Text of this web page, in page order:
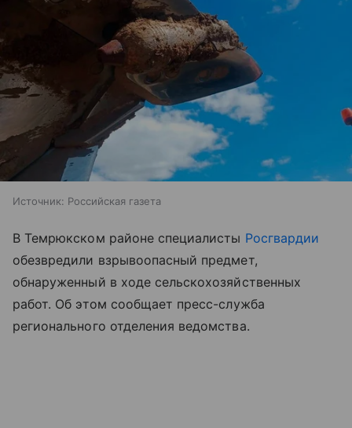
Источник: Российская газета
В Темрюкском районе специалисты Росгвардии
обезвредили взрывоопасный предмет,
обнаруженный в ходе сельскохозяйственных
работ. Об этом сообщает пресс-служба
регионального отделения ведомства.